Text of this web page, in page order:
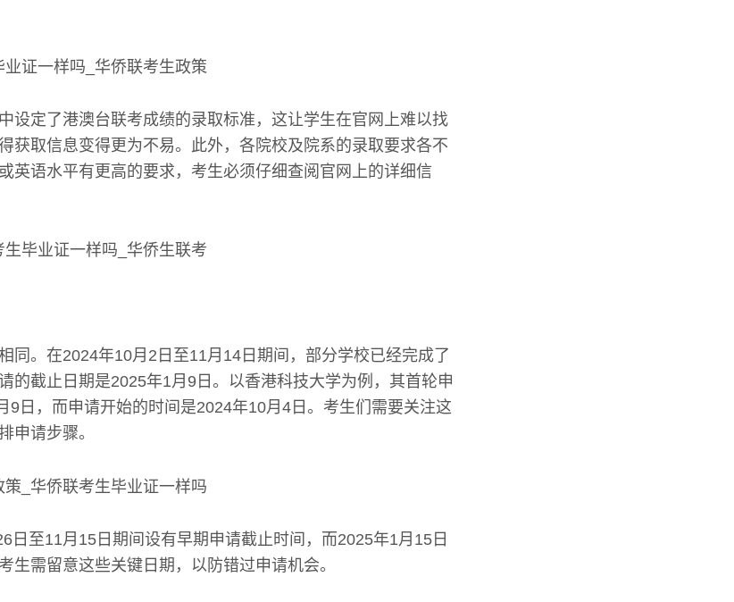
设定了港澳台联考成绩的录取标准，这让学生在官网上难以找
获取信息变得更为不易。此外，各院校及院系的录取要求各不
英语水平有更高的要求，考生必须仔细查阅官网上的详细信
同。在2024年10月2日至11月14日期间，部分学校已经完成了
的截止日期是2025年1月9日。以香港科技大学为例，其首轮申
9日，而申请开始的时间是2024年10月4日。考生们需要关注这
申请步骤。
日至11月15日期间设有早期申请截止时间，而2025年1月15日
生需留意这些关键日期，以防错过申请机会。